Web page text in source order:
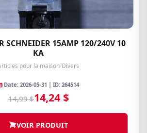
SCHNEIDER 15AMP 120/240V 10
KA
pour la maison/Divers
Date: 2026-05-31 | ID: 264514
14,99 $14,24 $
VOIR PRODUIT